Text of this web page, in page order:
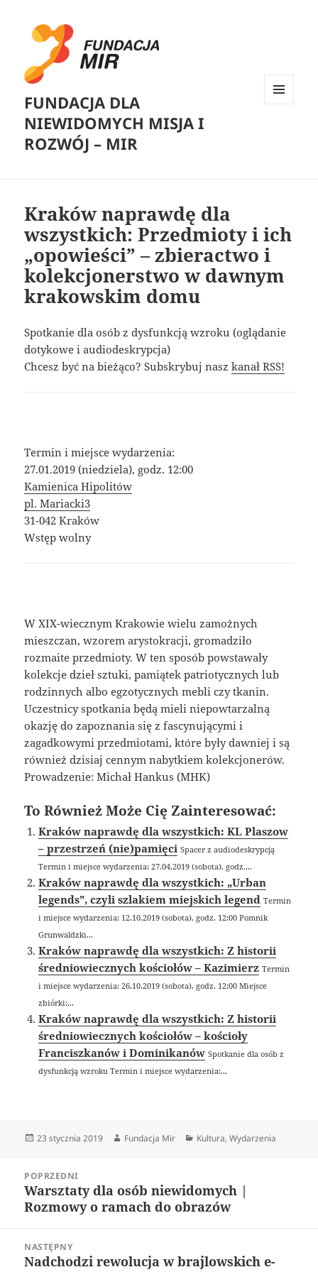
FUNDACJA DLA
NIEWIDOMYCH MISJA I
ROZWÓJ – MIR
Kraków naprawdę dla
wszystkich: Przedmioty i ich
„opowieści” – zbieractwo i
kolekcjonerstwo w dawnym
krakowskim domu
Spotkanie dla osób z dysfunkcją wzroku (oglądanie
dotykowe i audiodeskrypcja)
Chcesz być na bieżąco? Subskrybuj naszkanał RSS!
Termin i miejsce wydarzenia:
27.01.2019 (niedziela), godz. 12:00
Kamienica Hipolitów
pl. Mariacki3
31-042 Kraków
Wstęp wolny
W XIX-wiecznym Krakowie wielu zamożnych
mieszczan, wzorem arystokracji, gromadziło
rozmaite przedmioty. W ten sposób powstawały
kolekcje dzieł sztuki, pamiątek patriotycznych lub
rodzinnych albo egzotycznych mebli czy tkanin.
Uczestnicy spotkania będą mieli niepowtarzalną
okazję do zapoznania się z fascynującymi i
zagadkowymi przedmiotami, które były dawniej i są
również dzisiaj cennym nabytkiem kolekcjonerów.
Prowadzenie: Michał Hankus (MHK)
To Również Może Cię Zainteresować:
Kraków naprawdę dla wszystkich: KL Plaszow
– przestrzeń (nie)pamięci Spacer z audiodeskrypcją
Termin i miejsce wydarzenia: 27.04.2019 (sobota), godz....
Kraków naprawdę dla wszystkich: „Urban
legends”, czyli szlakiem miejskich legend Termin
i miejsce wydarzenia: 12.10.2019 (sobota), godz. 12:00 Pomnik
Grunwaldzki...
Kraków naprawdę dla wszystkich: Z historii
średniowiecznych kościołów – Kazimierz Termin
i miejsce wydarzenia: 26.10.2019 (sobota), godz. 12:00 Miejsce
zbiórki:...
Kraków naprawdę dla wszystkich: Z historii
średniowiecznych kościołów – kościoły
Franciszkanów i Dominikanów Spotkanie dla osób z
dysfunkcją wzroku Termin i miejsce wydarzenia:...
Data
23 stycznia 2019 Autor
Fundacja Mir Kategorie
Kultura,Wydarzenia
wpisuPOPRZEDNI
Poprzedni
wpis:
Warsztaty dla osób niewidomych |
Rozmowy o ramach do obrazów
NASTĘPNY
Następny
Nadchodzi rewolucja w brajlowskich e-